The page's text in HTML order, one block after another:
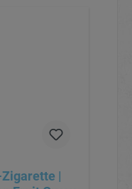
Zigarette |